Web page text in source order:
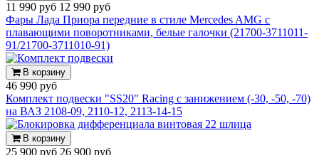
11 990 руб 12 990 руб
Фары Лада Приора передние в стиле Mercedes AMG с
плавающими поворотниками, белые галочки (21700-3711011-
91/21700-3711010-91)
В корзину
46 990 руб
Комплект подвески "SS20" Racing с занижением (-30, -50, -70)
на ВАЗ 2108-09, 2110-12, 2113-14-15
В корзину
25 900 руб 26 900 руб